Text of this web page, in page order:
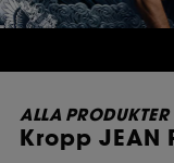
ALLA PRODUKTER
Kropp JEAN